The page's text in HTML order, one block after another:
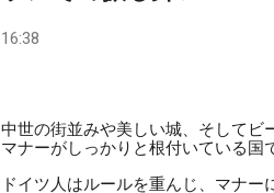
16:38
中世の街並みや美しい城、そしてビ
マナーがしっかりと根付いている国
ドイツ人はルールを重んじ、マナ